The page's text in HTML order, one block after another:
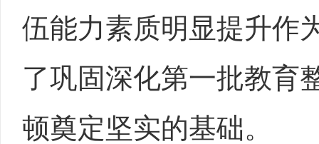
伍能力素质明显提升作
了巩固深化第一批教育
顿奠定坚实的基础。